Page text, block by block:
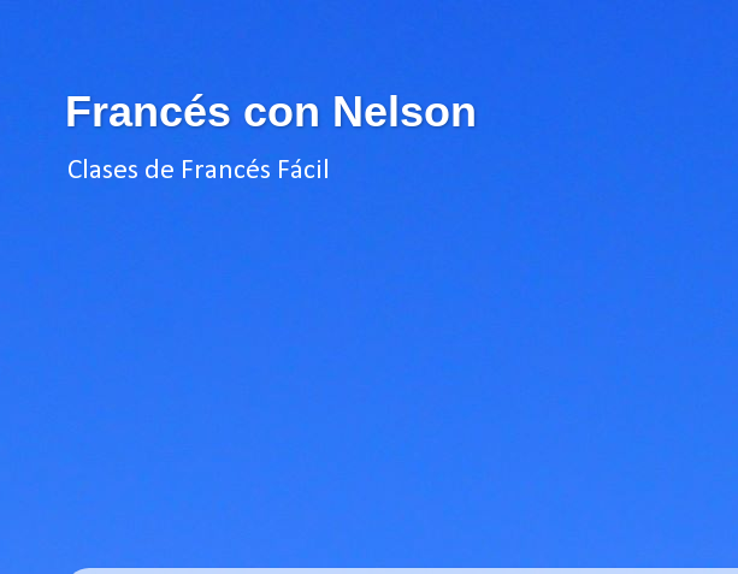
Francés con Nelson
Clases de Francés Fácil